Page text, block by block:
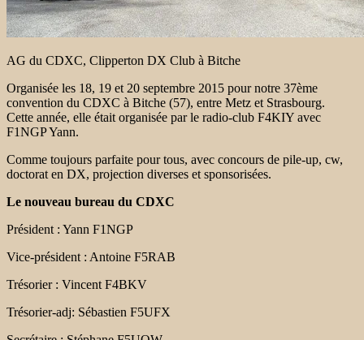
AG du CDXC, Clipperton DX Club à Bitche
Organisée les 18, 19 et 20 septembre 2015 pour notre 37ème
convention du CDXC à Bitche (57), entre Metz et Strasbourg.
Cette année, elle était organisée par le radio-club F4KIY avec
F1NGP Yann.
Comme toujours parfaite pour tous, avec concours de pile-up, cw,
doctorat en DX, projection diverses et sponsorisées.
Le nouveau bureau du CDXC
Président : Yann F1NGP
Vice-président : Antoine F5RAB
Trésorier : Vincent F4BKV
Trésorier-adj: Sébastien F5UFX